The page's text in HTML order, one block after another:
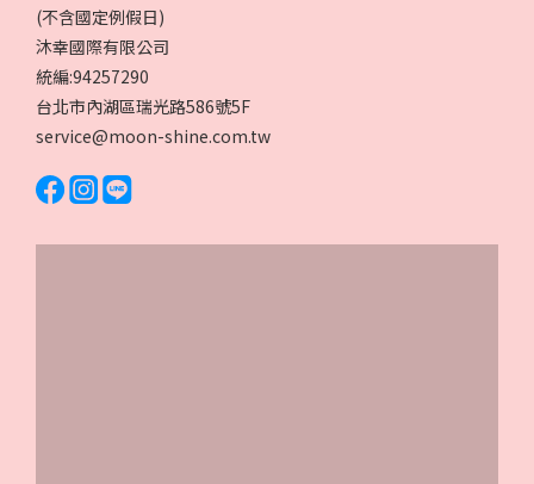
(不含國定例假日)
沐幸國際有限公司
統編:94257290
台北市內湖區瑞光路586號5F
service@moon-shine.com.tw